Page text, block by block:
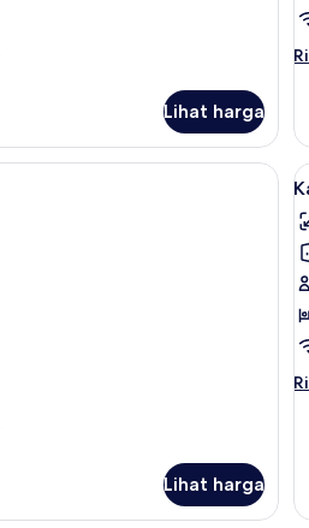
Lihat harga
Seprai premium, minibar, brankas,
Lihat harga